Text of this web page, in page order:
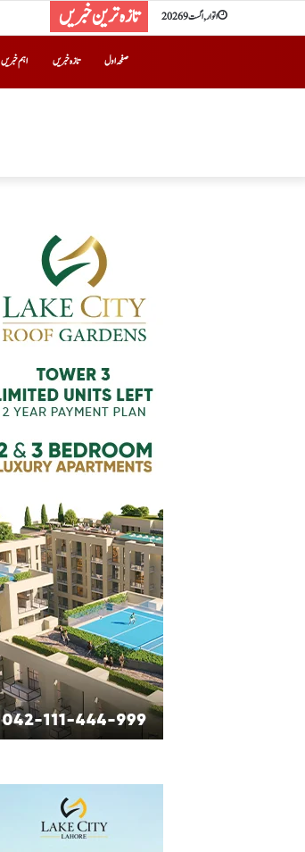
اتوار, اگست 9 2026 تازہ ترین خبریں
صفحہ اول تازہ خبریں اہم خبریں